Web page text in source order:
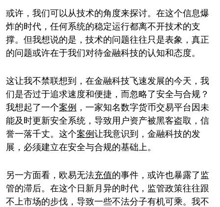
或许，我们可以从技术的角度来探讨。在这个信息爆
炸的时代，任何系统的稳定运行都离不开技术的支
撑。但我想说的是，技术的问题往往只是表象，真正
的问题或许在于我们对待金融科技的认知和态度。
这让我不禁联想到，在金融科技飞速发展的今天，我
们是否过于追求速度和便捷，而忽略了安全与合规？
我想起了一个案例 ，一家知名数字货币交易平台因未
能及时更新安全系统，导致用户资产被黑客盗取，信
誉一落千丈。这个案例 让我意识到，金融科技的发
展，必须建立在安全与合规的基础上。
另一方面看，欧易无法充值的事件，或许也暴露了监
管的滞后。在这个日新月异的时代，监管政策往往跟
不上市场的步伐，导致一些不法分子有机可乘。我不